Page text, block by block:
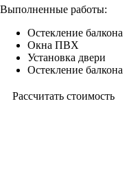
Выполненные работы:
Остекление балкона
Окна ПВХ
Установка двери
Остекление балкона
Рассчитать стоимость